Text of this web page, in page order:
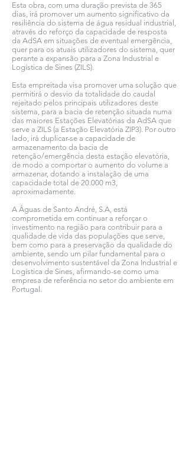
Esta obra, com uma duração prevista de 365
dias, irá promover um aumento significativo da
resiliência do sistema de água residual industrial,
através do reforço da capacidade de resposta
da AdSA em situações de eventual emergência,
quer para os atuais utilizadores do sistema, quer
perante a expansão para a Zona Industrial e
Logística de Sines (ZILS).
Esta empreitada visa promover uma solução que
permitirá o desvio da totalidade do caudal
rejeitado pelos principais utilizadores deste
sistema, para a bacia de retenção situada numa
das maiores Estações Elevatórias da AdSA que
serve a ZILS (a Estação Elevatória ZIP3). Por outro
lado, irá duplicar-se a capacidade de
armazenamento da bacia de
retenção/emergência desta estação elevatória,
de modo a comportar o aumento do volume a
armazenar, dotando a instalação de uma
capacidade total de 20.000 m3,
aproximadamente.
A Águas de Santo André, S.A, está
comprometida em continuar a reforçar o
investimento na região para contribuir para a
qualidade de vida das populações que serve,
bem como para a preservação da qualidade do
ambiente, sendo um pilar fundamental para o
desenvolvimento sustentável da Zona Industrial e
Logística de Sines, afirmando-se como uma
empresa de referência no setor do ambiente em
Portugal.